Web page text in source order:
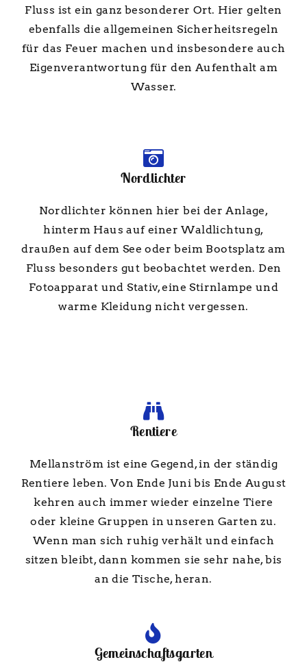
Fluss ist ein ganz besonderer Ort. Hier gelten
ebenfalls die allgemeinen Sicherheitsregeln
für das Feuer machen und insbesondere auch
Eigenverantwortung für den Aufenthalt am
Wasser.
Nordlichter
Nordlichter können hier bei der Anlage,
hinterm Haus auf einer Waldlichtung,
draußen auf dem See oder beim Bootsplatz am
Fluss besonders gut beobachtet werden. Den
Fotoapparat und Stativ, eine Stirnlampe und
warme Kleidung nicht vergessen.
Rentiere
Mellanström ist eine Gegend, in der ständig
Rentiere leben. Von Ende Juni bis Ende August
kehren auch immer wieder einzelne Tiere
oder kleine Gruppen in unseren Garten zu.
Wenn man sich ruhig verhält und einfach
sitzen bleibt, dann kommen sie sehr nahe, bis
an die Tische, heran.
Gemeinschaftsgarten